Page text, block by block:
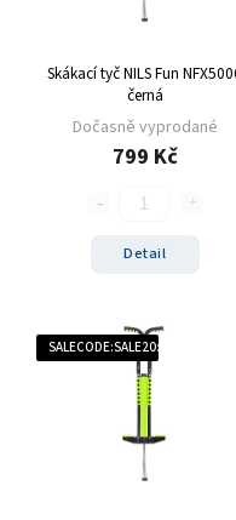
Skákací tyč NILS Fun
černá
Dočasně vyprodané
799 Kč
Detail
SALECODE:SALE20:20:%